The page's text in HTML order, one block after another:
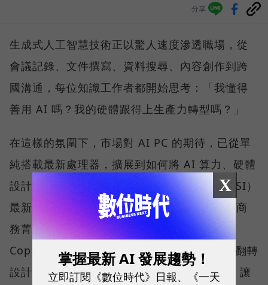
分享
生成式人工智慧技術正以驚人速度滲透職場，從
會議記錄、文件撰寫、資料搜尋、內容創作到跨
國溝通，每位知識工作者都開始思考：「我懂得
善用 AI 嗎？我的硬體跟得上生產力轉型嗎？」
在這樣的氛圍下，市場對 AI PC 的期待，已從單
純搭載最新處理器，擴展到如何將 AI 算力、硬體
設計與真實使用情境無縫整合。微星科技（MSI）
最新推出的 Prestige 14 Flip AI+，正是專為商
務菁英與專業人士打造的解方。它結合了微軟
Copilot+ PC 架構、本地端 AI 運算、2-in-1 翻轉
設計、高畫質 OLED 顯示器與全天候續航力，讓
X
掌握最新 AI 發展趨勢！
立即訂閱《數位時代》日報、《一天